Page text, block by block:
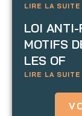
LIRE LA SUITE
LOI ANTI-
MOTIFS
LES OF
LIRE LA SUITE